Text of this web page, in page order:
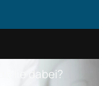
dabei?